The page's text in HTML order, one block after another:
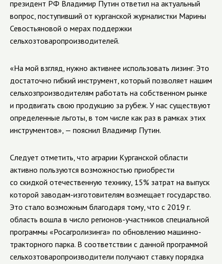
президент РФ Владимир Путин ответил на актуальный
вопрос, поступивший от курганской журналистки Марины
Севостьяновой о мерах поддержки
сельхозтоваропроизводителей.
«На мой взгляд, нужно активнее использовать лизинг. Это
достаточно гибкий инструмент, который позволяет нашим
сельхозпроизводителям работать на собственном рынке
и продвигать свою продукцию за рубеж. У нас существуют
определенные льготы, в том числе как раз в рамках этих
инструментов», — пояснил Владимир Путин.
Следует отметить, что аграрии Курганской области
активно пользуются возможностью приобрести
со скидкой отечественную технику, 15% затрат на выпуск
которой заводам-изготовителям возмещает государство.
Это стало возможным благодаря тому, что с 2019 г.
область вошла в число регионов-участников специальной
программы «Росагролизинга» по обновлению машинно-
тракторного парка. В соответствии с данной программой
сельхозтоваропроизводители получают ставку порядка